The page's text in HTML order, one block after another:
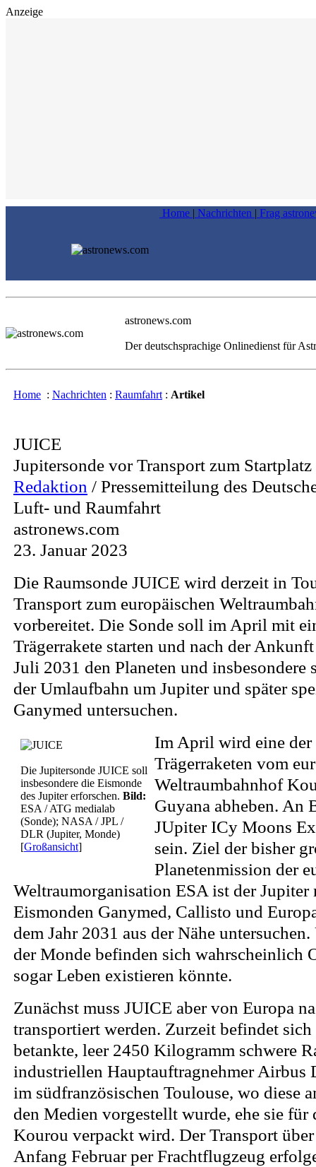
Anzeige
Home | Nachrichten | Frag
astronews.com
Der deutschsprachige Onlinedienst für
Home : Nachrichten : Raumfahrt : Artikel
JUICE
Jupitersonde vor Transport zum Startplatz
Redaktion / Pressemitteilung des
Luft- und Raumfahrt
astronews.com
23. Januar 2023
Die Raumsonde JUICE wird derzeit in
Transport zum europäischen
vorbereitet. Die Sonde soll im April mit
Trägerrakete starten und nach der
Juli 2031 den Planeten und insbesondere
der Umlaufbahn um Jupiter und später
Ganymed untersuchen.
Die Jupitersonde JUICE soll
insbesondere die Eismonde
des Jupiter erforschen. Bild:
ESA / ATG medialab
(Sonde); NASA / JPL /
DLR (Jupiter, Monde)
[Großansicht]
Im April wird eine
Trägerraketen vom
Weltraumbahnhof
Guyana abheben. An
JUpiter ICy Moons
sein. Ziel der bisher
Planetenmission der
Weltraumorganisation ESA ist der Jupiter
Eismonden Ganymed, Callisto und
dem Jahr 2031 aus der Nähe
der Monde befinden sich wahrscheinlich
sogar Leben existieren könnte.
Zunächst muss JUICE aber von Europa
transportiert werden. Zurzeit befindet
betankte, leer 2450 Kilogramm schwere
industriellen Hauptauftragnehmer Airbus
im südfranzösischen Toulouse, wo diese
den Medien vorgestellt wurde, ehe sie für
Kourou verpackt wird. Der Transport
Anfang Februar per Frachtflugzeug